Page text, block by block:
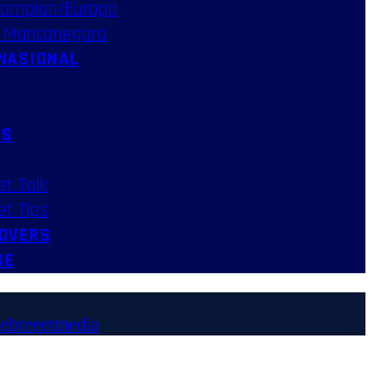
Europa
Talk
Tips